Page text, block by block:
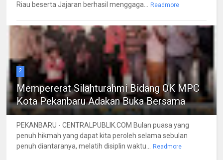
Riau beserta Jajaran berhasil menggaga... Readmore
2
Mempererat Silahturahmi Bidang OK MPC
Kota Pekanbaru Adakan Buka Bersama
PEKANBARU - CENTRALPUBLIK.COM Bulan puasa yang
penuh hikmah yang dapat kita peroleh selama sebulan
penuh diantaranya, melatih disiplin waktu... Readmore